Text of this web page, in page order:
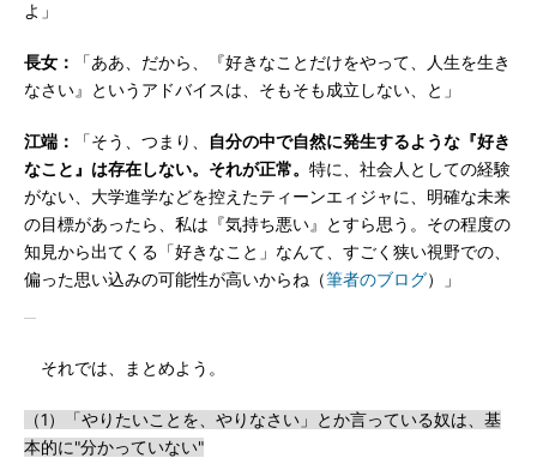
よ」
長女：
「ああ、だから、『好きなことだけをやって、人生を生き
なさい』というアドバイスは、そもそも成立しない、と」
江端： 「そう、つまり、
自分の中で自然に発生するような『好き
なこと』は存在しない。それが正常。 特に、社会人としての経験
がない、大学進学などを控えたティーンエィジャに、明確な未来
の目標があったら、私は『気持ち悪い』とすら思う。その程度の
知見から出てくる「好きなこと」なんて、すごく狭い視野での、
偏った思い込みの可能性が高いからね（筆者のブログ）」
それでは、まとめよう。
（1）「やりたいことを、やりなさい」とか言っている奴は、基
本的に"分かっていない"